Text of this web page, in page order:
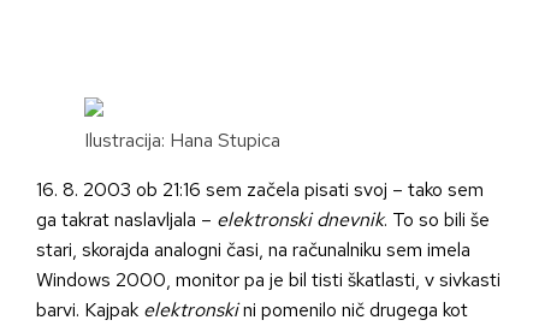
Ilustracija: Hana Stupica
16. 8. 2003 ob 21:16 sem začela pisati svoj – tako sem
ga takrat naslavljala – elektronski dnevnik. To so bili še
stari, skorajda analogni časi, na računalniku sem imela
Windows 2000, monitor pa je bil tisti škatlasti, v sivkasti
barvi. Kajpak elektronskini pomenilo nič drugega kot